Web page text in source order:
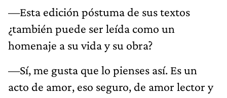
—Esta edición póstuma de sus textos
¿también puede ser leída como un
homenaje a su vida y su obra?
—Sí, me gusta que lo pienses así. Es un
acto de amor, eso seguro, de amor lector y